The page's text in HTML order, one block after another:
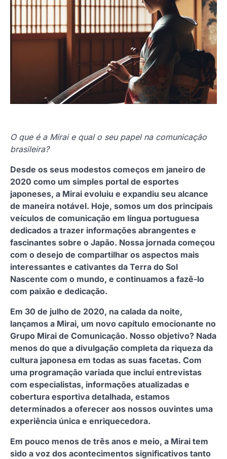
O que é a Mirai e qual o seu papel na comunicação
brasileira?
Desde os seus modestos começos em janeiro de
2020 como um simples portal de esportes
japoneses, a Mirai evoluiu e expandiu seu alcance
de maneira notável. Hoje, somos um dos principais
veículos de comunicação em língua portuguesa
dedicados a trazer informações abrangentes e
fascinantes sobre o Japão. Nossa jornada começou
com o desejo de compartilhar os aspectos mais
interessantes e cativantes da Terra do Sol
Nascente com o mundo, e continuamos a fazê-lo
com paixão e dedicação.
Em 30 de julho de 2020, na calada da noite,
lançamos a Mirai, um novo capítulo emocionante no
Grupo Mirai de Comunicação. Nosso objetivo? Nada
menos do que a divulgação completa da riqueza da
cultura japonesa em todas as suas facetas. Com
uma programação variada que inclui entrevistas
com especialistas, informações atualizadas e
cobertura esportiva detalhada, estamos
determinados a oferecer aos nossos ouvintes uma
experiência única e enriquecedora.
Em pouco menos de três anos e meio, a Mirai tem
sido a voz dos acontecimentos significativos tanto